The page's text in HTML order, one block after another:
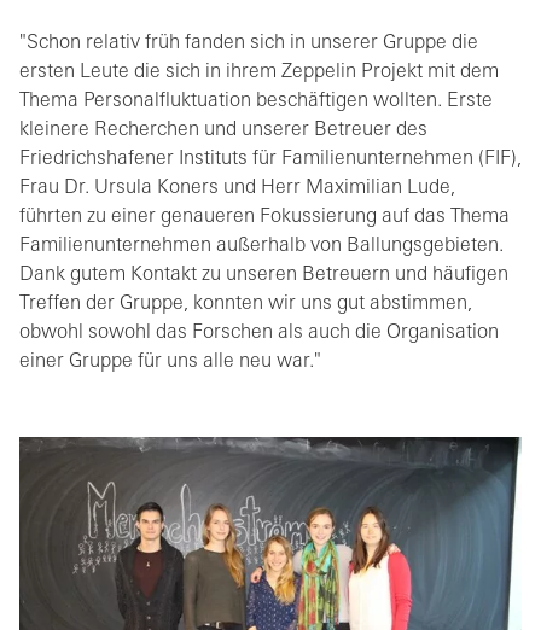
"Schon relativ früh fanden sich in unserer Gruppe die
ersten Leute die sich in ihrem Zeppelin Projekt mit dem
Thema Personalfluktuation beschäftigen wollten. Erste
kleinere Recherchen und unserer Betreuer des
Friedrichshafener Instituts für Familienunternehmen (FIF),
Frau Dr. Ursula Koners und Herr Maximilian Lude,
führten zu einer genaueren Fokussierung auf das Thema
Familienunternehmen außerhalb von Ballungsgebieten.
Dank gutem Kontakt zu unseren Betreuern und häufigen
Treffen der Gruppe, konnten wir uns gut abstimmen,
obwohl sowohl das Forschen als auch die Organisation
einer Gruppe für uns alle neu war."